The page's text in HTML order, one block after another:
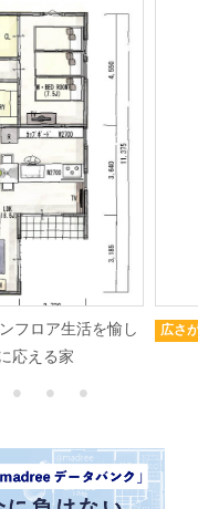
フロア生活を愉し
応える家
広さ